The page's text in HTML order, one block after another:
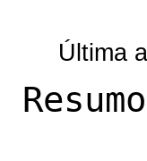
Última
Resumo